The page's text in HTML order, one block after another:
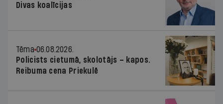
Divas koalīcijas
Tēma 06.08.2026.
Policists cietumā, skolotājs – kapos.
Reibuma cena Priekulē